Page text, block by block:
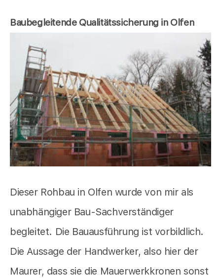
Baubegleitende Qualitätssicherung in Olfen
Dieser Rohbau in Olfen wurde von mir als
unabhängiger Bau-Sachverständiger
begleitet. Die Bauausführung ist vorbildlich.
Die Aussage der Handwerker, also hier der
Maurer, dass sie die Mauerwerkkronen sonst